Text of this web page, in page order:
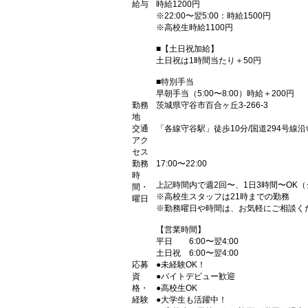
給与
時給1200円
※22:00〜翌5:00：時給1500円
※高校生時給1100円
■【土日祝加給】
土日祝は1時間当たり＋50円
■特別手当
早朝手当（5:00〜8:00）時給＋200円
勤務
地
茨城県守谷市百合ヶ丘3-266-3
交通
アク
セス
「各線守谷駅」徒歩10分/国道294号線沿
勤務
時
間・
曜日
17:00〜22:00
上記時間内で週2回〜、1日3時間〜OK（
※高校生スタッフは21時までの勤務
※勤務曜日や時間は、お気軽にご相談く
【営業時間】
平日 6:00〜翌4:00
土日祝 6:00〜翌4:00
応募
資
格・
経験
●未経験OK！
●バイトデビュー歓迎
●高校生OK
●大学生も活躍中！